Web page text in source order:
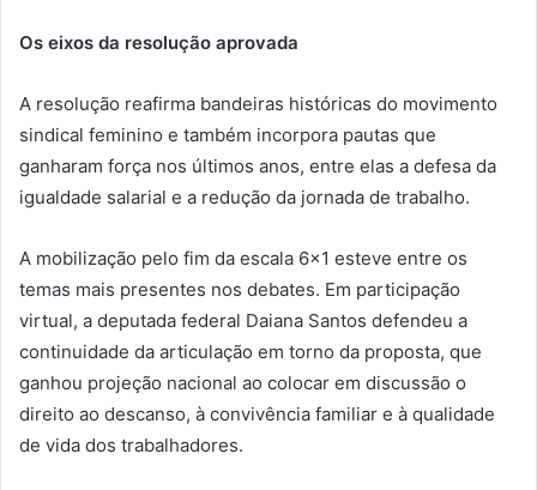
Os eixos da resolução aprovada
A resolução reafirma bandeiras históricas do movimento
sindical feminino e também incorpora pautas que
ganharam força nos últimos anos, entre elas a defesa da
igualdade salarial e a redução da jornada de trabalho.
A mobilização pelo fim da escala 6×1 esteve entre os
temas mais presentes nos debates. Em participação
virtual, a deputada federal Daiana Santos defendeu a
continuidade da articulação em torno da proposta, que
ganhou projeção nacional ao colocar em discussão o
direito ao descanso, à convivência familiar e à qualidade
de vida dos trabalhadores.